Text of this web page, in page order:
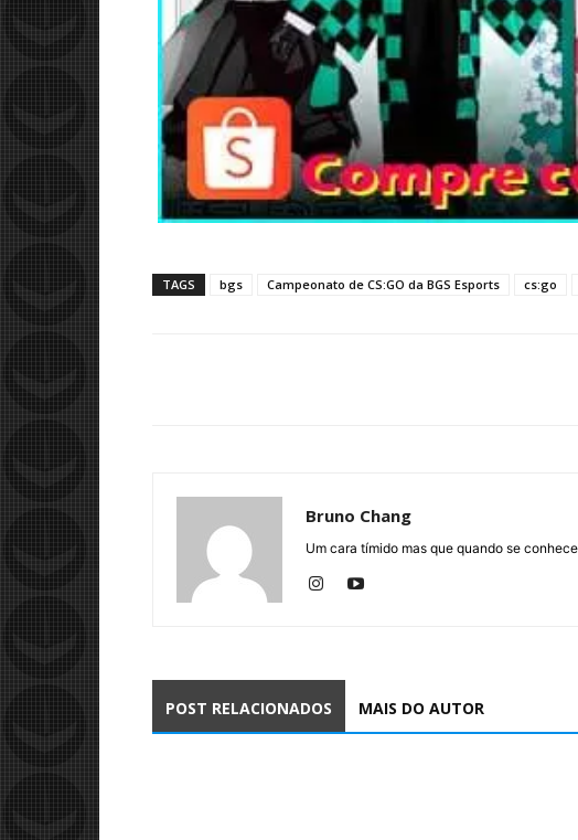
TAGS bgs Campeonato de CS:GO da BGS Esports cs:go
Bruno Chang
Um cara tímido mas que quando se
POST RELACIONADOS MAIS DO AUTOR